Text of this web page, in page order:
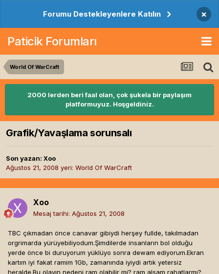
Forumu Destekleyenlere Katılın ×
Paticik Forumları
World Of WarCraft
2000 lerden beri faal olan, çok şukela bir paylaşım
platformuyuz. Hoşgeldiniz.
Grafik/Yavaşlama sorunsalı
Son yazan: Xoo
Ağustos 21, 2008 yeri: World Of WarCraft
Xoo
Mesaj tarihi: Ağustos 21, 2008
TBC çıkmadan önce canavar gibiydi herşey fullde, takılmadan
orgrimarda yürüyebiliyodum.Şimdilerde insanların bol olduğu
yerde önce bi duruyorum yüklüyo sonra dewam ediyorum.Ekran
kartım iyi fakat ramim 1Gb, zamanında iyiydi artık yetersiz
heralde.Bu olayın nedeni ram olabilir mi? ram alsam rahatlarmı?